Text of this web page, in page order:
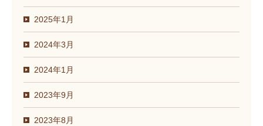
2025年1月
2024年3月
2024年1月
2023年9月
2023年8月